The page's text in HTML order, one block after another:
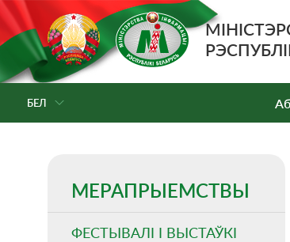
БЕЛ
МЕРАПРЫЕМСТВЫ
ФЕСТЫВАЛІ І ВЫСТАЎКІ